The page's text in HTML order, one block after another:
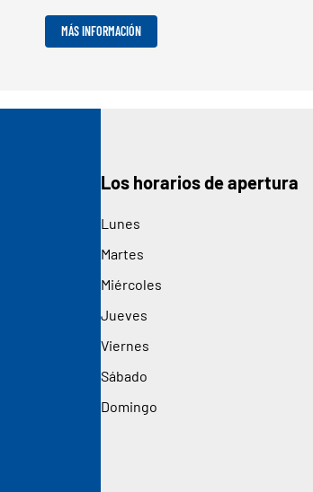
MÁS INFORMACIÓN
Los horarios de apertura
Lunes
Martes
Miércoles
Jueves
Viernes
Sábado
Domingo